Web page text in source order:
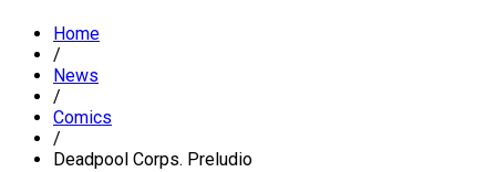
Home
/
News
/
Comics
/
Deadpool Corps. Preludio